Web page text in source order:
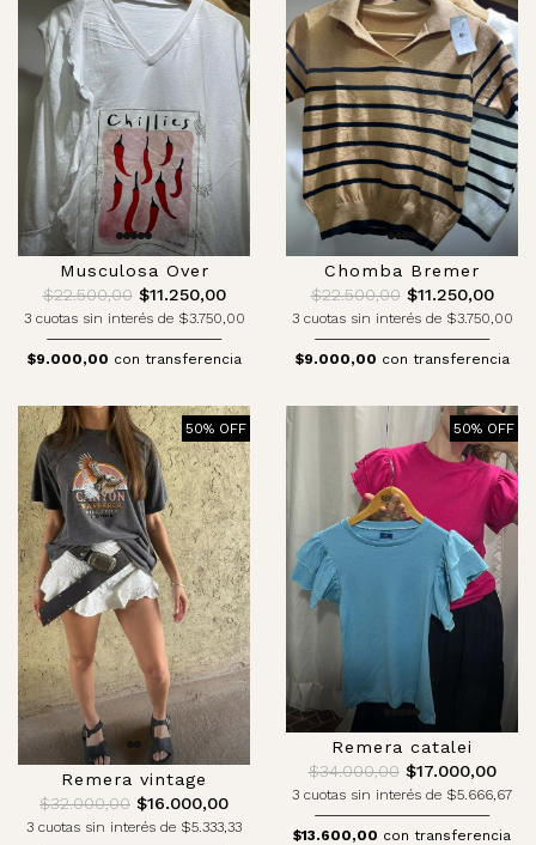
Musculosa Over
$22.500,00$11.250,00
3 cuotas sin interés de $3.750,00
$9.000,00 con transferencia
Chomba Bremer
$22.500,00$11.250,00
3 cuotas sin interés de $3.750,00
$9.000,00 con transferencia
50% OFF
Remera vintage
$32.000,00 $16.000,00
3 cuotas sin interés de $5.333,33
50% OFF
Remera catalei
$34.000,00$17.000,00
3 cuotas sin interés de $5.666,67
$13.600,00 con transferencia